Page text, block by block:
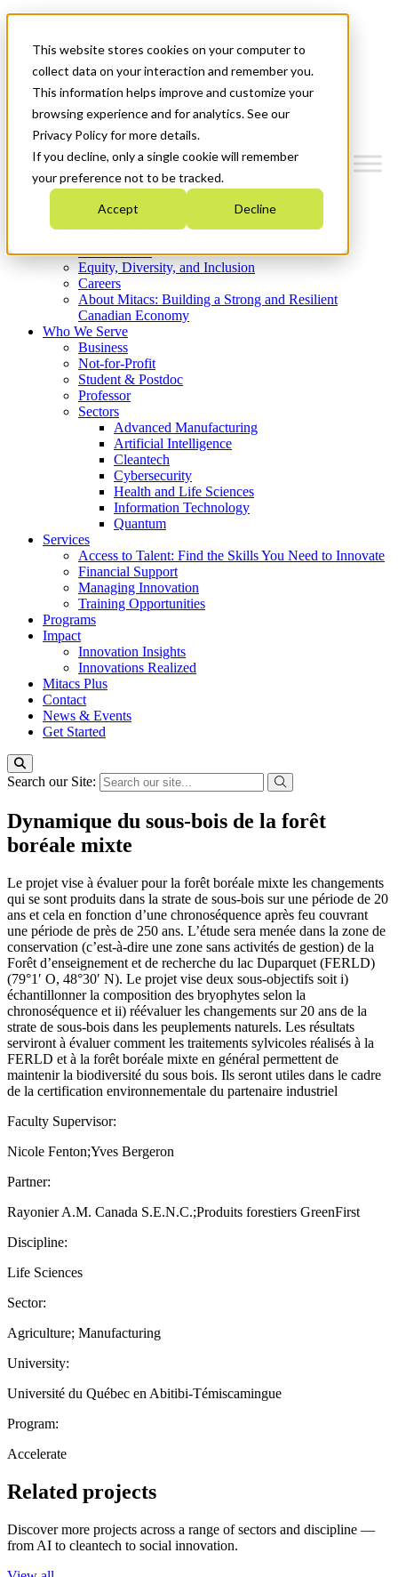
This website stores cookies on your computer to
collect data on your interaction and remember you.
This information helps improve and customize your
browsing experience and for analytics. See our
Privacy Policy for more details.
If you decline, only a single cookie will remember
your preference not to be tracked.
Accept Decline
News & Events
Get Started
Menu
Who We Are
Strategic Plan 2026-2030
What We Do
Equity, Diversity, and Inclusion
Careers
About Mitacs: Building a Strong and Resilient
Canadian Economy
Who We Serve
Business
Not-for-Profit
Student & Postdoc
Professor
Sectors
Advanced Manufacturing
Artificial Intelligence
Cleantech
Cybersecurity
Health and Life Sciences
Information Technology
Quantum
Services
Access to Talent: Find the Skills You Need to Innovate
Financial Support
Managing Innovation
Training Opportunities
Programs
Impact
Innovation Insights
Innovations Realized
Mitacs Plus
Contact
News & Events
Get Started
Search our Site:
Dynamique du sous-bois de la forêt
boréale mixte
Le projet vise à évaluer pour la forêt boréale mixte les changements
qui se sont produits dans la strate de sous-bois sur une période de 20
ans et cela en fonction d’une chronoséquence après feu couvrant
une période de près de 250 ans. L’étude sera menée dans la zone de
conservation (c’est-à-dire une zone sans activités de gestion) de la
Forêt d’enseignement et de recherche du lac Duparquet (FERLD)
(79°1′ O, 48°30′ N). Le projet vise deux sous-objectifs soit i)
échantillonner la composition des bryophytes selon la
chronoséquence et ii) réévaluer les changements sur 20 ans de la
strate de sous-bois dans les peuplements naturels. Les résultats
serviront à évaluer comment les traitements sylvicoles réalisés à la
FERLD et à la forêt boréale mixte en général permettent de
maintenir la biodiversité du sous bois. Ils seront utiles dans le cadre
de la certification environnementale du partenaire industriel
Faculty Supervisor:
Nicole Fenton;Yves Bergeron
Partner:
Rayonier A.M. Canada S.E.N.C.;Produits forestiers GreenFirst
Discipline:
Life Sciences
Sector:
Agriculture; Manufacturing
University:
Université du Québec en Abitibi-Témiscamingue
Program:
Accelerate
Related projects
Discover more projects across a range of sectors and discipline —
from AI to cleantech to social innovation.